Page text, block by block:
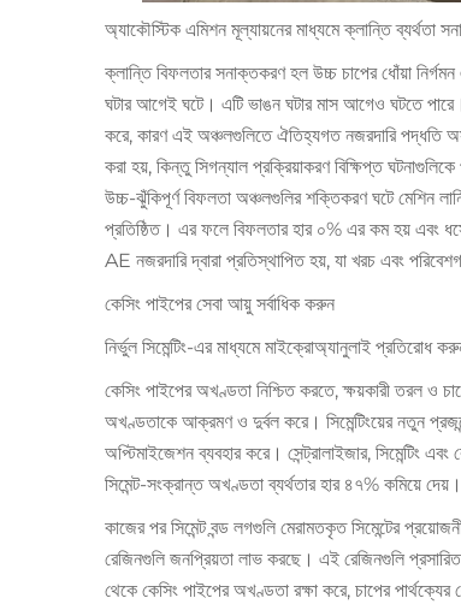
অ্যাকৌস্টিক এমিশন মূল্যায়নের মাধ্যমে ক্লান্তি ব্যর্থতা
ক্লান্তি বিফলতার সনাক্তকরণ হল উচ্চ চাপের ধোঁয়া
ঘটার আগেই ঘটে। এটি ভাঙন ঘটার মাস আগেও ঘটতে
করে, কারণ এই অঞ্চলগুলিতে ঐতিহ্যগত নজরদারি পদ্ধতি
করা হয়, কিন্তু সিগন্যাল প্রক্রিয়াকরণ বিক্ষিপ্ত
উচ্চ-ঝুঁকিপূর্ণ বিফলতা অঞ্চলগুলির শক্তিকরণ ঘটে মেশিন
প্রতিষ্ঠিত। এর ফলে বিফলতার হার ০% এর কম হয় এবং
AE নজরদারি দ্বারা প্রতিস্থাপিত হয়, যা খরচ এবং
কেসিং পাইপের সেবা আয়ু সর্বাধিক করুন
নির্ভুল সিমেন্টিং-এর মাধ্যমে মাইক্রোঅ্যানুলাই প্রতিরোধ
কেসিং পাইপের অখণ্ডতা নিশ্চিত করতে, ক্ষয়কারী তরল ও
অখণ্ডতাকে আক্রমণ ও দুর্বল করে। সিমেন্টিংয়ের নতুন
অপ্টিমাইজেশন ব্যবহার করে। সেন্ট্রালাইজার, সিমেন্টিং
সিমেন্ট-সংক্রান্ত অখণ্ডতা ব্যর্থতার হার ৪৭% কমিয়ে দেয়।
কাজের পর সিমেন্ট বন্ড লগগুলি মেরামতকৃত সিমেন্টের
রেজিনগুলি জনপ্রিয়তা লাভ করছে। এই রেজিনগুলি প্রসারিত
থেকে কেসিং পাইপের অখণ্ডতা রক্ষা করে, চাপের